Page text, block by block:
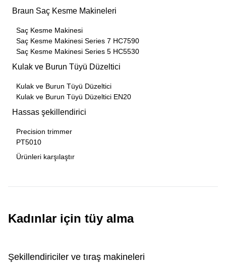
Braun Saç Kesme Makineleri
Saç Kesme Makinesi
Saç Kesme Makinesi Series 7 HC7590
Saç Kesme Makinesi Series 5 HC5530
Kulak ve Burun Tüyü Düzeltici
Kulak ve Burun Tüyü Düzeltici
Kulak ve Burun Tüyü Düzeltici EN20
Hassas şekillendirici
Precision trimmer
PT5010
Ürünleri karşılaştır
Kadınlar için tüy alma
Şekillendiriciler ve tıraş makineleri